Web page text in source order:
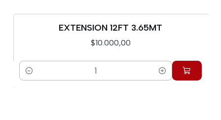
EXTENSION 12FT 3.65MT
$10.000,00
Cantidad